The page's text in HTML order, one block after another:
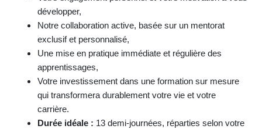
développer,
Notre collaboration active, basée sur un mentorat
exclusif et personnalisé,
Une mise en pratique immédiate et régulière des
apprentissages,
Votre investissement dans une formation sur mesure
qui transformera durablement votre vie et votre
carrière.
Durée idéale : 13 demi-journées, réparties selon votre